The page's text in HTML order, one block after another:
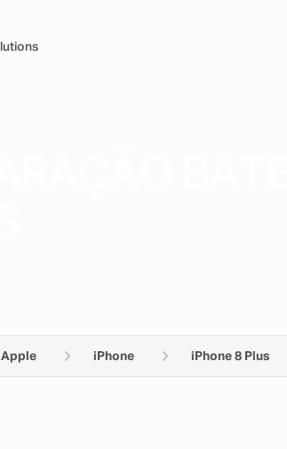
Apple iPhone iPhone 8 Plus